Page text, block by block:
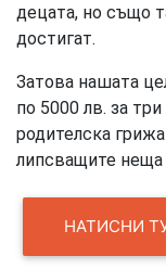
децата, но също
достигат.
Затова нашата
по 5000 лв. за
родителска
липсващите неща
НАТИСНИ